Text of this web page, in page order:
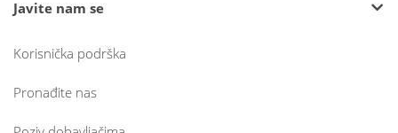
Javite nam se
Korisnička podrška
Pronađite nas